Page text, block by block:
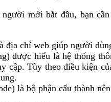
mới bắt đầu, bạn
địa chỉ web giúp người
được hiểu là hệ thống
cập. Tùy theo điều kiện
là bộ phận cấu thành